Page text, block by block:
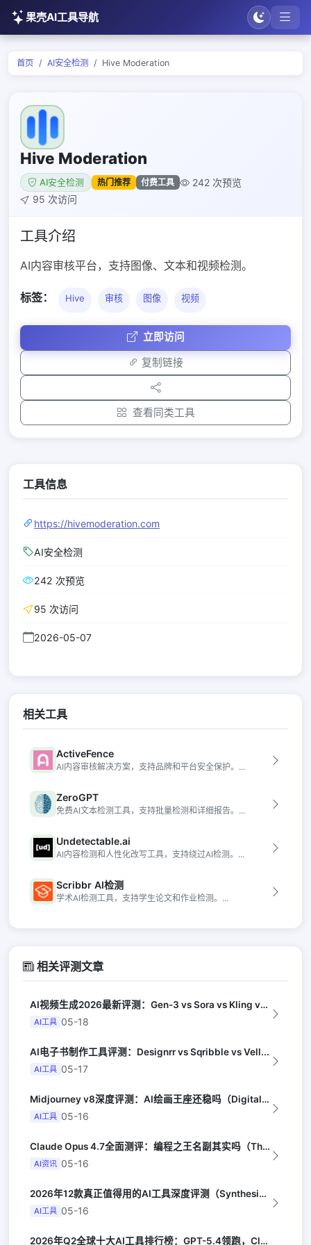
果壳AI工具导航
首页 AI安全检测 Hive Moderation
Hive Moderation
AI安全检测 热门推荐 付费工具
242 次预览
95 次访问
工具介绍
AI内容审核平台，支持图像、文本和视频检测。
标签： Hive 审核 图像 视频
立即访问
复制链接
查看同类工具
工具信息
https://hivemoderation.com
AI安全检测
242 次预览
95 次访问
2026-05-07
相关工具
ActiveFence
AI内容审核解决方案，支持品牌和平台安全保护。...
ZeroGPT
免费AI文本检测工具，支持批量检测和详细报告。...
Undetectable.ai
AI内容检测和人性化改写工具，支持绕过AI检测。...
Scribbr AI检测
学术AI检测工具，支持学生论文和作业检测。...
相关评测文章
AI视频生成2026最新评测：Gen-3 vs Sora vs Kling vs...
AI工具 05-18
AI电子书制作工具评测：Designrr vs Sqribble vs Vell...
AI工具 05-17
Midjourney v8深度评测：AI绘画王座还稳吗（Digital Arts...
AI工具 05-16
Claude Opus 4.7全面测评：编程之王名副其实吗（The Verge）
AI资讯 05-16
2026年12款真正值得用的AI工具深度评测（Synthesia评选）
AI工具 05-16
2026年Q2全球十大AI工具排行榜：GPT-5.4领跑，Claude Opus...